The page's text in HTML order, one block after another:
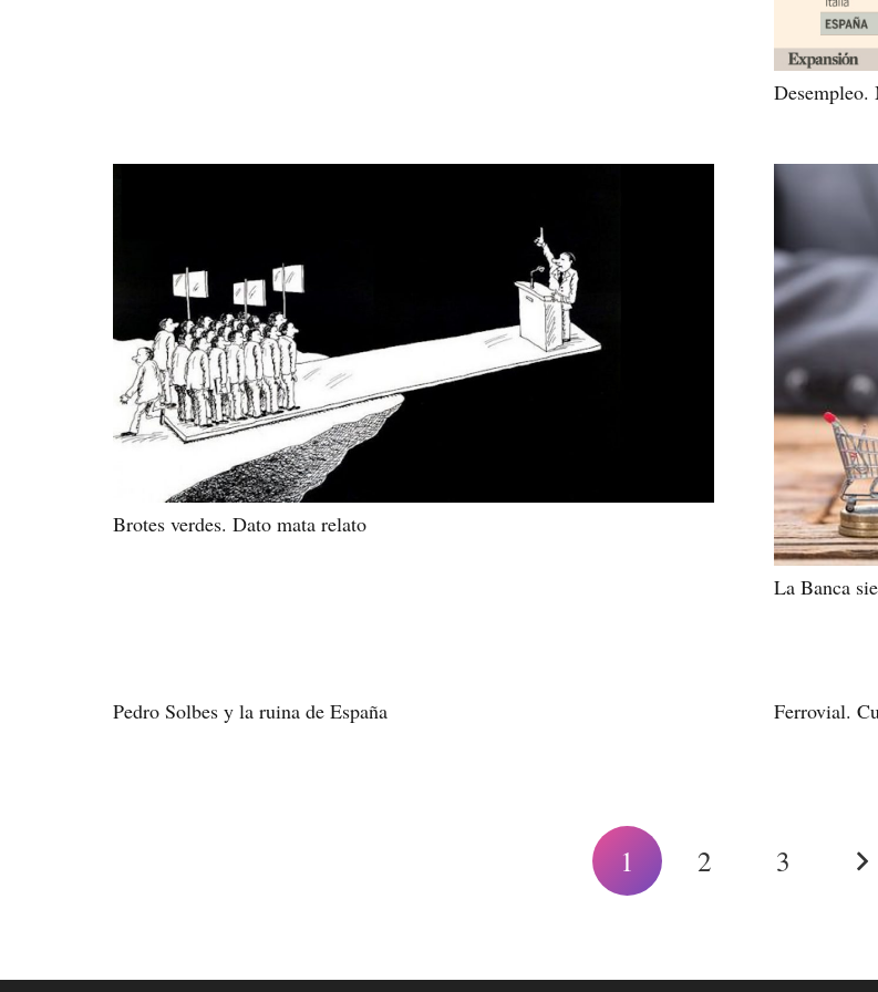
Desempleo.
Brotes verdes. Dato mata relato
La Banca
Pedro Solbes y la ruina de España Ferrovial.
1 2 3